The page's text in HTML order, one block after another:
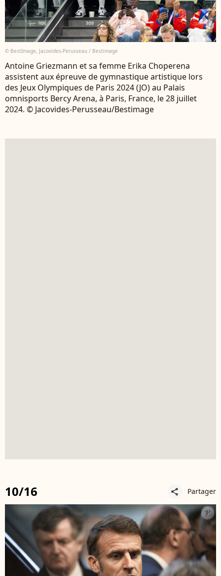
© BestImage, Jacovides-Perusseau / Bestimage
Antoine Griezmann et sa femme Erika Choperena
assistent aux épreuve de gymnastique artistique lors
des Jeux Olympiques de Paris 2024 (JO) au Palais
omnisports Bercy Arena, à Paris, France, le 28 juillet
2024. © Jacovides-Perusseau/Bestimage
10/16 share Partager